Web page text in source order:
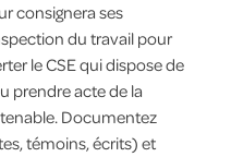
consignera ses
du travail pour
le CSE qui dispose de
prendre acte de la
Documentez
témoins, écrits) et